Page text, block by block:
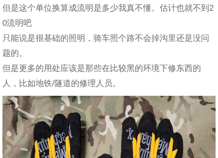
但是这个单位换算成流明是多少我真不懂。估计也就不到2
0流明吧
只能说是很基础的照明，骑车照个路不会掉沟里还是没问
题的。
但是更多的用处应该是那些在比较黑的环境下修东西的
人，比如地铁/隧道的修理人员。